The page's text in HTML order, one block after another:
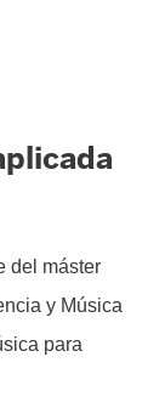
del máster
y Música
para